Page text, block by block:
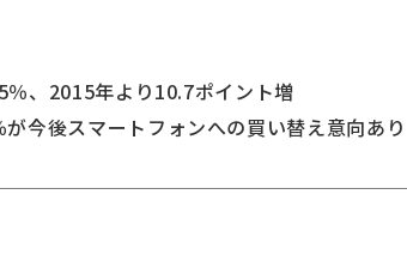
、2015年より10.7ポイント増
後スマートフォンへの買い替え意向あり